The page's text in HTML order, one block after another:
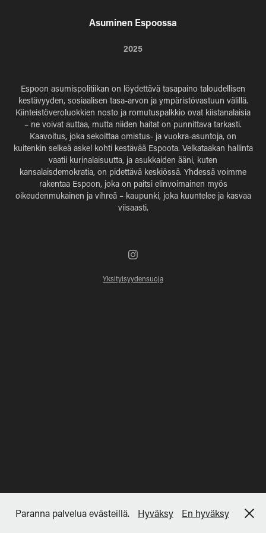
Asuminen Espoossa
2025
Espoon asumispolitiikan on löydettävä tasapaino taloudellisen
kestävyyden, sosiaalisen tasa-arvon ja ympäristövastuun välillä.
Kiinteistöveroluokkien nosto ja romutuspalkkio ovat kiistanalaisia
– ne voivat auttaa, mutta niiden haitat on punnittava tarkasti.
Kaavoitus, joka sekoittaa omistus- ja vuokra-asuntoja, on
kuitenkin selkeä askel kohti kestävää Espoota. Velkataakan hallinta
vaatii kurinalaisuutta, ja asukkaiden ääni, kuten
kansalaisdemokratia, on pidettävä keskiössä. Yhdessä voimme
rakentaa Espoon, joka on paitsi elinvoimainen myös
oikeudenmukainen ja vihreä – kaupunki, joka kuuntelee ja kasvaa
viisaasti.
Yksityisyydensuoja
Paranna palvelua evästeillä. Hyväksy En hyväksy